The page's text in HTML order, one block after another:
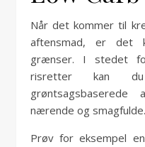
Når det kommer til
aftensmad, er det
grænser. I stedet
risretter kan du
nærende og smagfulde.
Prøv for eksempel